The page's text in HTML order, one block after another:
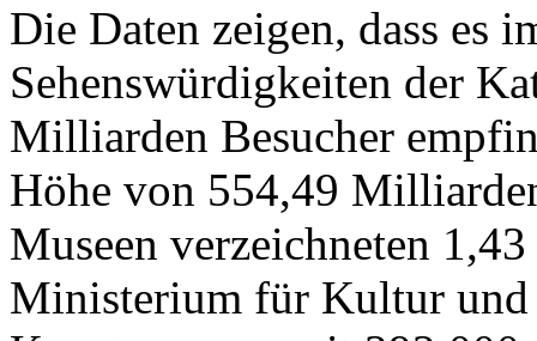
Die Daten zeigen, dass es
Sehenswürdigkeiten der
Milliarden Besucher
Höhe von 554,49
Museen verzeichneten
Ministerium für Kultur und